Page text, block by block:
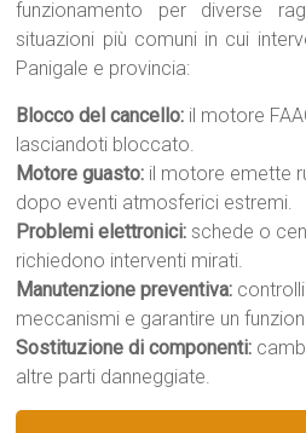
funzionamento per diverse
situazioni più comuni in cui
Panigale e provincia:
Blocco del cancello: il motore
lasciandoti bloccato.
Motore guasto: il motore emette
dopo eventi atmosferici estremi.
Problemi elettronici: schede o
richiedono interventi mirati.
Manutenzione preventiva:
meccanismi e garantire un
Sostituzione di componenti:
altre parti danneggiate.